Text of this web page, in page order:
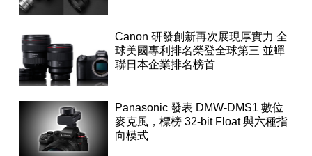
Canon 研發創新再次展現厚實力 全
球美國專利排名榮登全球第三 並蟬
聯日本企業排名榜首
Panasonic 發表 DMW-DMS1 數位
麥克風，標榜 32-bit Float 與六種指
向模式